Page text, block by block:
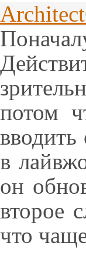
потом
в
он
второе
что